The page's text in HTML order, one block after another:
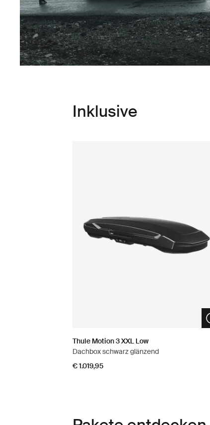
Inklusive
Thule Motion 3 XXL Low
Dachbox schwarz glänzend
€ 1.019,95